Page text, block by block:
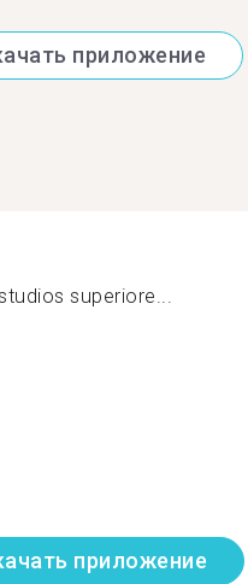
приложение
superiore...
приложение